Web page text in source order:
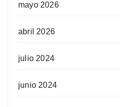
mayo 2026
abril 2026
julio 2024
junio 2024